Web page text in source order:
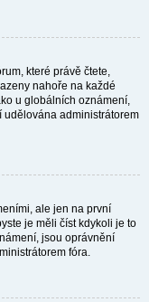
které právě čtete,
nahoře na každé
u globálních oznámení,
administrátorem
ale jen na první
je měli číst kdykoli je to
jsou oprávnění
fóra.